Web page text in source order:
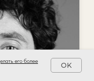
его более
OK